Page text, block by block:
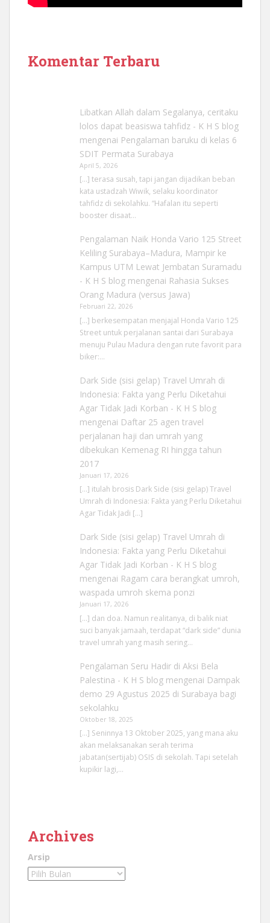
Komentar Terbaru
Libatkan Allah dalam Segalanya, ceritaku
lolos dapat beasiswa tahfidz - K H S blog
mengenai Pengalaman baruku di kelas 6
SDIT Permata Surabaya
April 5, 2026
[…] terasa susah, tapi jangan dijadikan beban
kata ustadzah Wiwik, selaku koordinator
tahfidz di sekolahku. “Hafalan itu seperti
booster disaat…
Pengalaman Naik Honda Vario 125 Street
Keliling Surabaya–Madura, Mampir ke
Kampus UTM Lewat Jembatan Suramadu
- K H S blogmengenai Rahasia Sukses
Orang Madura (versus Jawa)
Februari 22, 2026
[…] berkesempatan menjajal Honda Vario 125
Street untuk perjalanan santai dari Surabaya
menuju Pulau Madura dengan rute favorit para
biker:…
Dark Side (sisi gelap) Travel Umrah di
Indonesia: Fakta yang Perlu Diketahui
Agar Tidak Jadi Korban - K H S blog
mengenai Daftar 25 agen travel
perjalanan haji dan umrah yang
dibekukan Kemenag RI hingga tahun
2017
Januari 17, 2026
[…] itulah brosis Dark Side (sisi gelap) Travel
Umrah di Indonesia: Fakta yang Perlu Diketahui
Agar Tidak Jadi […]
Dark Side (sisi gelap) Travel Umrah di
Indonesia: Fakta yang Perlu Diketahui
Agar Tidak Jadi Korban - K H S blog
mengenai Ragam cara berangkat umroh,
waspada umroh skema ponzi
Januari 17, 2026
[…] dan doa. Namun realitanya, di balik niat
suci banyak jamaah, terdapat “dark side” dunia
travel umrah yang masih sering…
Pengalaman Seru Hadir di Aksi Bela
Palestina - K H S blogmengenai Dampak
demo 29 Agustus 2025 di Surabaya bagi
sekolahku
Oktober 18, 2025
[…] Seninnya 13 Oktober 2025, yang mana aku
akan melaksanakan serah terima
jabatan(sertijab) OSIS di sekolah. Tapi setelah
kupikir lagi,…
Archives
Arsip